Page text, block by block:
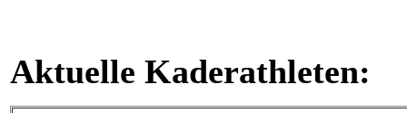
Aktuelle Kaderathleten: